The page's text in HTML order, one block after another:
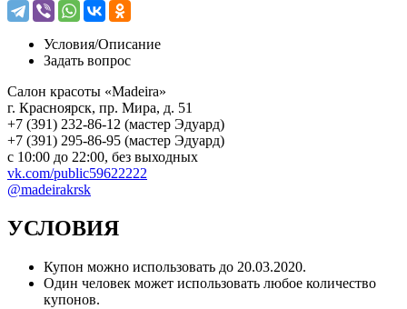
Условия/Описание
Задать вопрос
Салон красоты «Madeira»
г. Красноярск, пр. Мира, д. 51
+7 (391) 232-86-12 (мастер Эдуард)
+7 (391) 295-86-95 (мастер Эдуард)
с 10:00 до 22:00, без выходных
vk.com/public59622222
@madeirakrsk
УСЛОВИЯ
Купон можно использовать до 20.03.2020.
Один человек может использовать любое количество
купонов.